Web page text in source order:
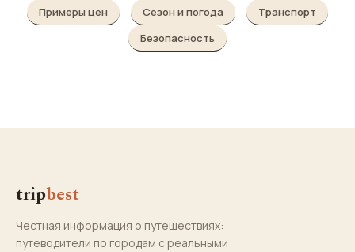
Примеры цен Сезон и погода
Транспорт
Безопасность
tripbest
Честная информация о путешествиях:
путеводители по городам с реальными